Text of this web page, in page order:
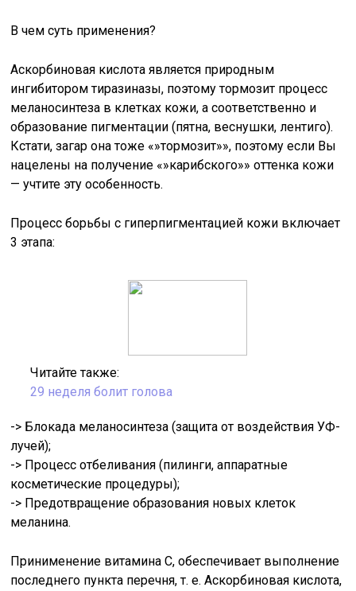
В чем суть применения?
Аскорбиновая кислота является природным
ингибитором тиразиназы, поэтому тормозит процесс
меланосинтеза в клетках кожи, а соответственно и
образование пигментации (пятна, веснушки, лентиго).
Кстати, загар она тоже «»тормозит»», поэтому если Вы
нацелены на получение «»карибского»» оттенка кожи
— учтите эту особенность.
Процесс борьбы с гиперпигментацией кожи включает
3 этапа:
Читайте также:
29 неделя болит голова
-> Блокада меланосинтеза (защита от воздействия УФ-
лучей);
-> Процесс отбеливания (пилинги, аппаратные
косметические процедуры);
-> Предотвращение образования новых клеток
меланина.
Принименение витамина С, обеспечивает выполнение
последнего пункта перечня, т. е. Аскорбиновая кислота,